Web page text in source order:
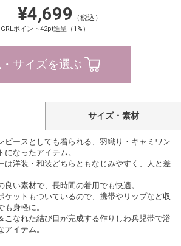
¥4,699 （税込）
GRLポイント42pt進呈（1%）
サイズを選ぶ
サイズ・素材
ピースとしても着られる、羽織り・キャミワン
なったアイテム。
は洋装・和装どちらともなじみやすく、人と差
良い素材で、長時間の着用でも快適。
ケットもついているので、携帯やリップなど収
身軽に。
こなれた結び目が完成する作りしわ兵児帯で浴
イテム。